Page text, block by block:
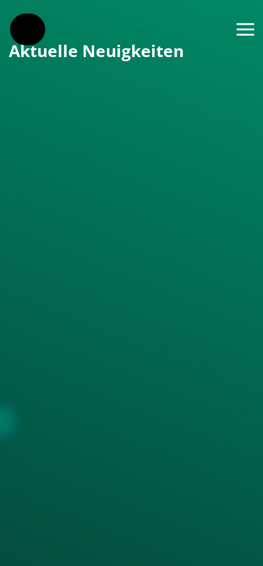
Zum Hauptinhalt springen
Aktuelle Neuigkeiten